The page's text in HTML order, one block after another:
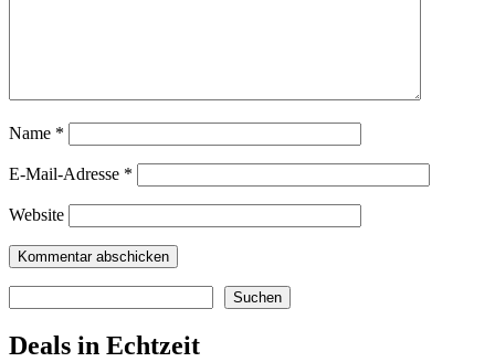
Name *
E-Mail-Adresse *
Website
Suchen
Deals in Echtzeit